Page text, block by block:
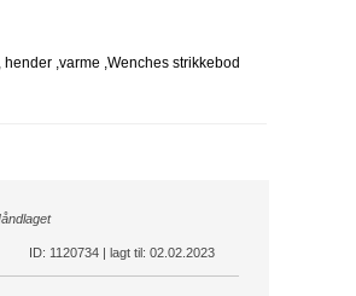
hender ,varme ,Wenches strikkebod
ID: 1120734 | lagt til: 02.02.2023